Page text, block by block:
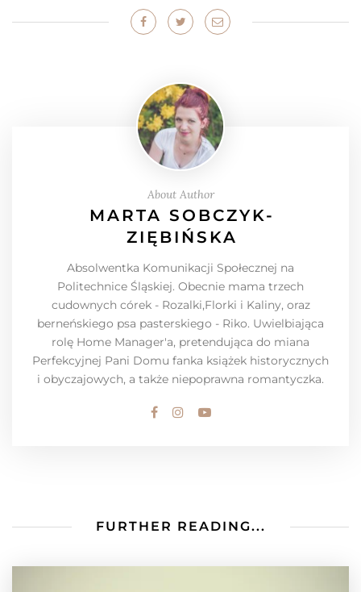
About Author
MARTA SOBCZYK-
ZIĘBIŃSKA
Absolwentka Komunikacji Społecznej na
Politechnice Śląskiej. Obecnie mama trzech
cudownych córek - Rozalki,Florki i Kaliny, oraz
berneńskiego psa pasterskiego - Riko. Uwielbiająca
rolę Home Manager'a, pretendująca do miana
Perfekcyjnej Pani Domu fanka książek historycznych
i obyczajowych, a także niepoprawna romantyczka.
FURTHER READING...